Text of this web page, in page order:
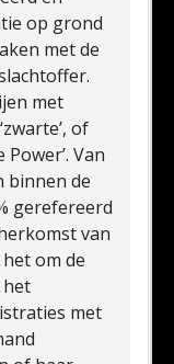
op grond
met de
met
of
Van
binnen de
gerefereerd
van
om de
het
met